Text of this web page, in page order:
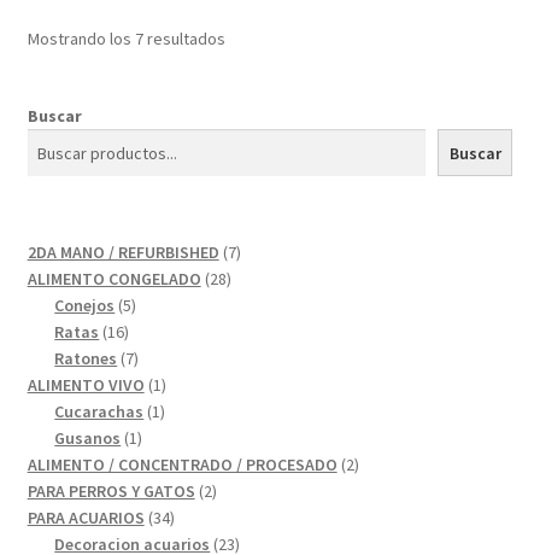
Mostrando los 7 resultados
Buscar
Buscar
2DA MANO / REFURBISHED 77
ALIMENTO CONGELADO 2828
Conejos 55
Ratas 1616
productos
Ratones 77
productos
ALIMENTO VIVO 11
producto
Cucarachas 11
Gusanos 11
producto
ALIMENTO / CONCENTRADO / PROCESADO 22
PARA PERROS Y GATOS 22
PARA ACUARIOS 3434
productos
Decoracion acuarios 2323